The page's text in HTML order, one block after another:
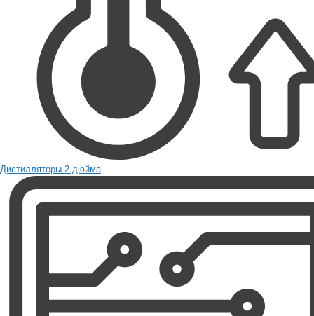
Дистилляторы 2 дюйма